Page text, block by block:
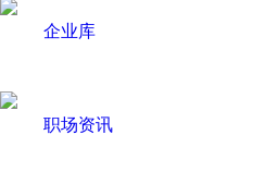
企业库
职场资讯